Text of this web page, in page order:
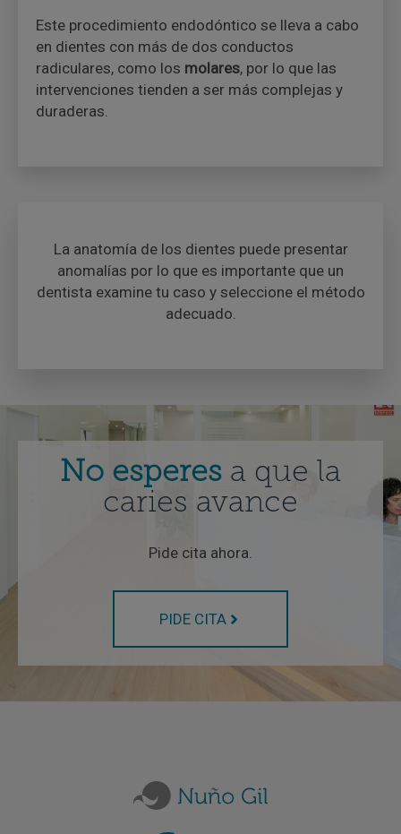
Este procedimiento endodóntico se lleva a cabo
en dientes con más de dos conductos
radiculares, como los molares, por lo que las
intervenciones tienden a ser más complejas y
duraderas.
La anatomía de los dientes puede presentar
anomalías por lo que es importante que un
dentista examine tu caso y seleccione el método
adecuado.
No esperes a que la
caries avance
Pide cita ahora.
PIDE CITA